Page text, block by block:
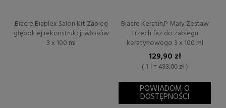
Biacre Biaplex Salon Kit Zabieg
głębokiej rekonstrukcji włosów
3 x 100 ml
Biacre Keratin.P Mały Zestaw
Trzech faz do zabiegu
keratynowego 3 x 100 ml
129,90 zł
( 1 l = 433,00 zł )
POWIADOM O
DOSTĘPNOŚCI